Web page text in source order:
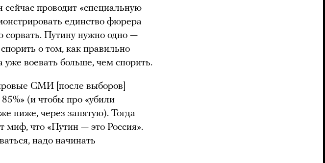
проводит «специальную
единство фюрера
Путину нужно одно —
о том, как правильно
воевать больше, чем спорить.
СМИ [после выборов]
(и чтобы про «убили
ниже, через запятую). Тогда
миф, что «Путин — это Россия».
надо начинать